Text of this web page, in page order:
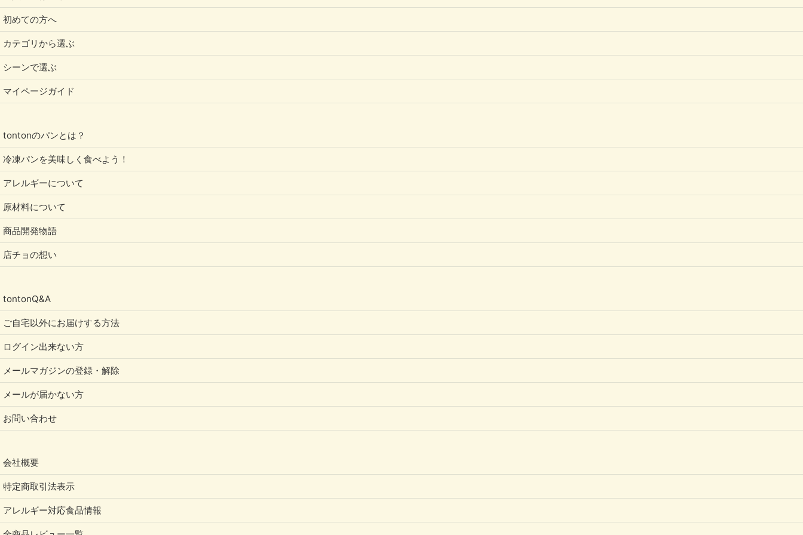
初めての方へ
カテゴリから選ぶ
シーンで選ぶ
マイページガイド
tontonのパンとは？
冷凍パンを美味しく食べよう！
アレルギーについて
原材料について
商品開発物語
店チョの想い
tontonQ&A
ご自宅以外にお届けする方法
ログイン出来ない方
メールマガジンの登録・解除
メールが届かない方
お問い合わせ
会社概要
特定商取引法表示
アレルギー対応食品情報